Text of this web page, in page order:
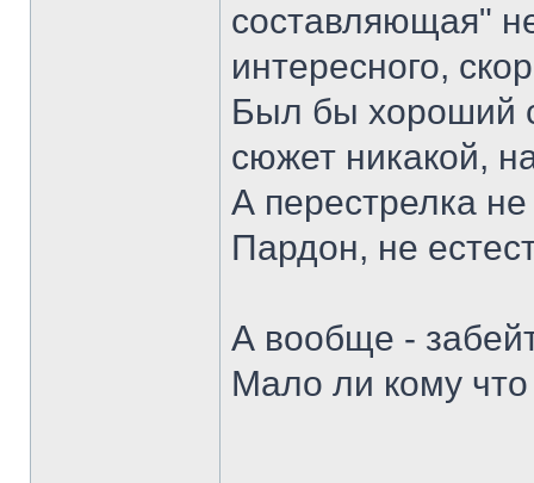
составляющая"
интересного,
Был бы хороший
сюжет никакой,
А перестрелка
Пардон, не
А вообще -
Мало ли кому